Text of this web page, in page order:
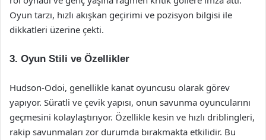
Oyun tarzı, hızlı akışkan geçirimi ve pozisyon bilgisi ile
dikkatleri üzerine çekti.
3. Oyun Stili ve Özellikler
Hudson-Odoi, genellikle kanat oyuncusu olarak görev
yapıyor. Süratli ve çevik yapısı, onun savunma oyuncularını
geçmesini kolaylaştırıyor. Özellikle kesin ve hızlı driblingleri,
rakip savunmaları zor durumda bırakmakta etkilidir. Bu